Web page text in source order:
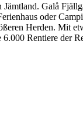
Galå
oder
Herden. Mit
Rentiere der